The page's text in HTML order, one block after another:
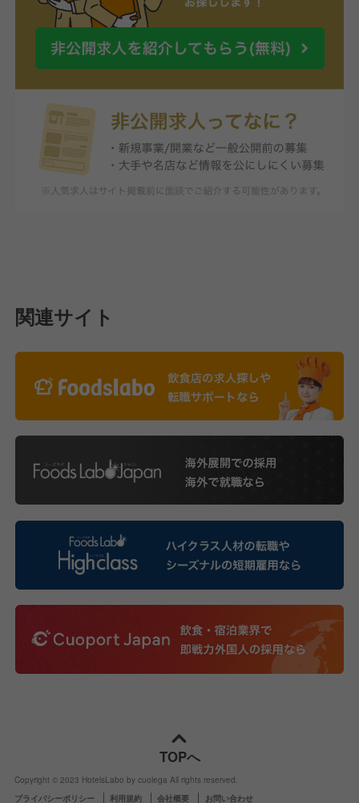
関連サイト
TOPへ
Copyright © 2023 HotelsLabo by cuolega All rights reserved.
プライバシーポリシー
利用規約 会社概要 お問い合わせ